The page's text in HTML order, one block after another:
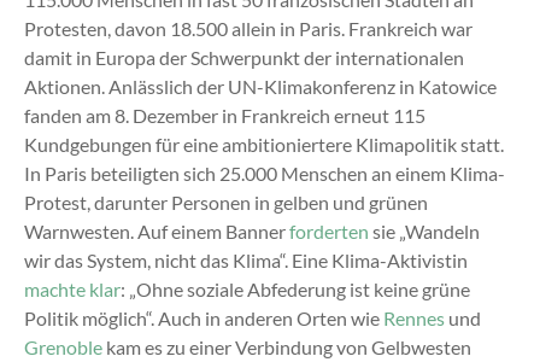
Protesten, davon 18.500 allein in Paris. Frankreich war
damit in Europa der Schwerpunkt der internationalen
Aktionen. Anlässlich der UN-Klimakonferenz in Katowice
fanden am 8. Dezember in Frankreich erneut 115
Kundgebungen für eine ambitioniertere Klimapolitik statt.
In Paris beteiligten sich 25.000 Menschen an einem Klima-
Protest, darunter Personen in gelben und grünen
Warnwesten. Auf einem Bannerforderten sie „Wandeln
wir das System, nicht das Klima“. Eine Klima-Aktivistin
machte klar: „Ohne soziale Abfederung ist keine grüne
Politik möglich“. Auch in anderen Orten wie Rennesund
Grenoblekam es zu einer Verbindung von Gelbwesten